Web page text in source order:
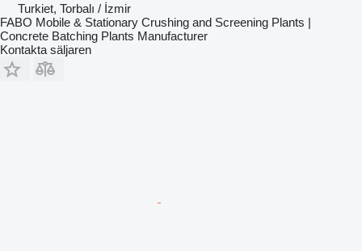
Turkiet, Torbalı / İzmir
FABO Mobile & Stationary Crushing and Screening Plants |
Concrete Batching Plants Manufacturer
Kontakta säljaren